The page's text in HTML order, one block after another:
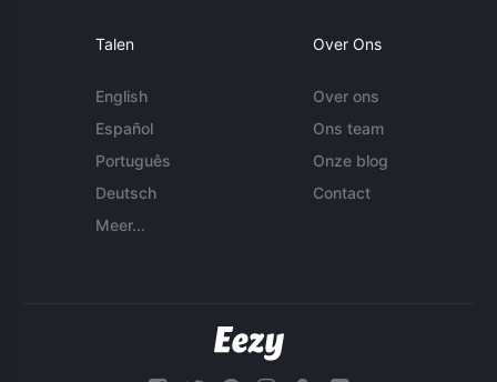
Talen
English
Español
Português
Deutsch
Meer...
Over Ons
Over ons
Ons team
Onze blog
Contact